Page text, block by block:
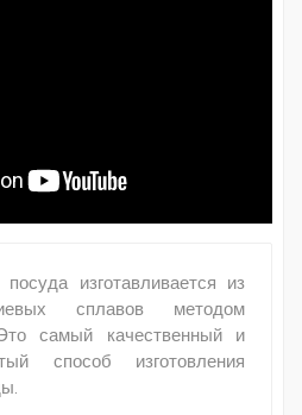
изготавливается из
сплавов методом
самый качественный и
способ изготовления